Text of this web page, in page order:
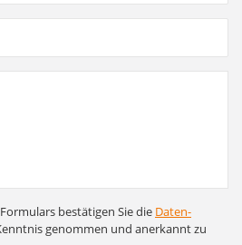
bestätigen Sie die Daten­
genommen und anerkannt zu